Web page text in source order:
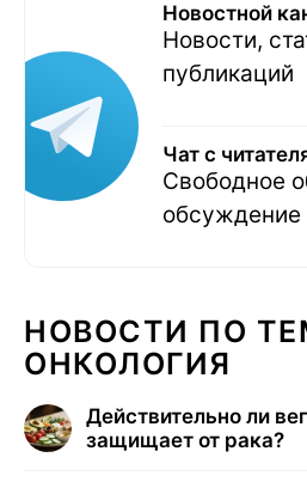
Новостной
Новости,
публикаций
Чат с
Свободное
обсуждение
НОВОСТИ ПО
ОНКОЛОГИЯ
Действительно ли
защищает от рака?